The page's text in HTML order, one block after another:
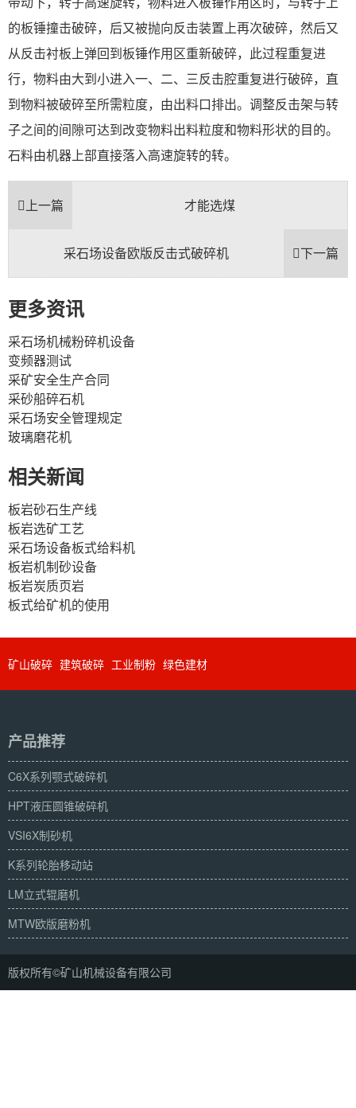
的板锤撞击破碎，后又被抛向反击装置上再次破碎，然后又
从反击衬板上弹回到板锤作用区重新破碎，此过程重复进
行，物料由大到小进入一、二、三反击腔重复进行破碎，直
到物料被破碎至所需粒度，由出料口排出。调整反击架与转
子之间的间隙可达到改变物料出料粒度和物料形状的目的。
石料由机器上部直接落入高速旋转的转。
上一篇 才能选煤
下一篇
采石场设备欧版反击式破碎机
更多资讯
采石场机械粉碎机设备
变频器测试
采矿安全生产合同
采砂船碎石机
采石场安全管理规定
玻璃磨花机
相关新闻
板岩砂石生产线
板岩选矿工艺
采石场设备板式给料机
板岩机制砂设备
板岩炭质页岩
板式给矿机的使用
矿山破碎 建筑破碎 工业制粉 绿色建材
产品推荐
C6X系列颚式破碎机
HPT液压圆锥破碎机
VSI6X制砂机
K系列轮胎移动站
LM立式辊磨机
MTW欧版磨粉机
版权所有©矿山机械设备有限公司